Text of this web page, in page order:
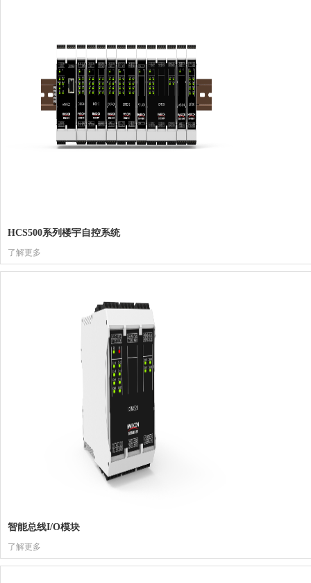
HCS500系列楼宇自控系统
了解更多
智能总线I/O模块
了解更多